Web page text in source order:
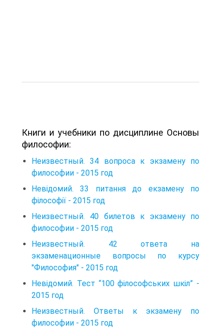
Книги и учебники по дисциплине Основы
философии:
Неизвестный. 34 вопроса к экзамену по
философии - 2015 год
Невідомий. 33 питання до екзамену по
філософії - 2015 год
Неизвестный. 40 билетов к экзамену по
философии - 2015 год
Неизвестный. 42 ответа на
экзаменационные вопросы по курсу
"Философия" - 2015 год
Невідомий. Тест “100 філософських шкіл” -
2015 год
Неизвестный. Ответы к экзамену по
философии - 2015 год